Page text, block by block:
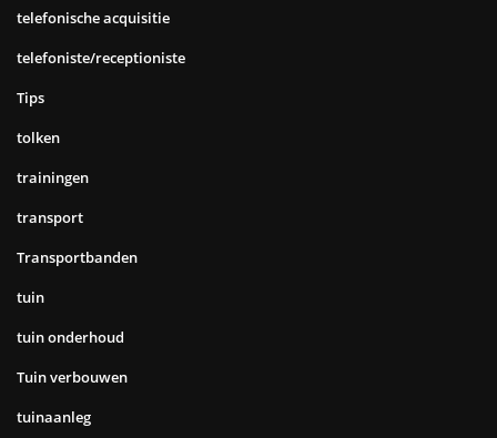
telefonische acquisitie
telefoniste/receptioniste
Tips
tolken
trainingen
transport
Transportbanden
tuin
tuin onderhoud
Tuin verbouwen
tuinaanleg